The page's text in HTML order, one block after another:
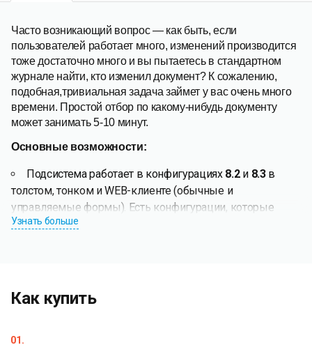
Часто возникающий вопрос — как быть, если
пользователей работает много, изменений производится
тоже достаточно много и вы пытаетесь в стандартном
журнале найти, кто изменил документ? К сожалению,
подобная,тривиальная задача займет у вас очень много
времени. Простой отбор по какому-нибудь документу
может занимать 5-10 минут.
Основные возможности:
Подсистема работает в конфигурациях 8.2и 8.3в
толстом, тонком и WEB-клиенте (обычные и
управляемые формы). Есть конфигурации, которые
используют обычные формы, конфигурации, которые
причем если будет запущена в толстом клиенте, то будет
интерфейс и формы толстого клиента, если в тонком или
не будет никакой разницы с точки зрения
Узнать больше
Как купить
01.